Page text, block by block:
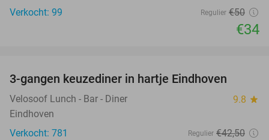
Verkocht: 99
Regulier €50
€34
3-gangen keuzediner in hartje Eindhoven
Velosoof Lunch - Bar - Diner 9.8 star
Eindhoven
Verkocht: 781
Regulier €42,50